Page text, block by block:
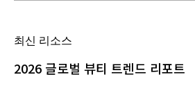
최신 리소스
2026 글로벌 뷰티 트렌드 리포트